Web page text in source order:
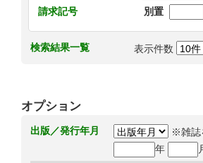
請求記号
別置
検索結果一覧 表示件数
オプション
出版／発行年月
※雑誌
年